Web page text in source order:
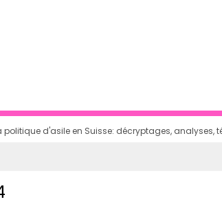
politique d'asile en Suisse: décryptages,